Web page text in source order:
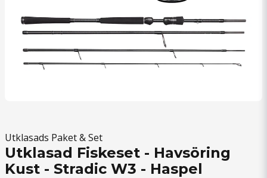
Utklasads Paket & Set
Utklasad Fiskeset - Havsöring
Kust - Stradic W3 - Haspel